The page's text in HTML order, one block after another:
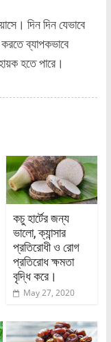
দিন দিন যেভাবে
করতে ব্যাপকভাবে
হতে পারে।
কচু হার্টের জন্য
ভালো, ক্যান্সার
প্রতিরোধী ও রোগ
প্রতিরোধ ক্ষমতা
বৃদ্ধি করে।
May 27, 2020